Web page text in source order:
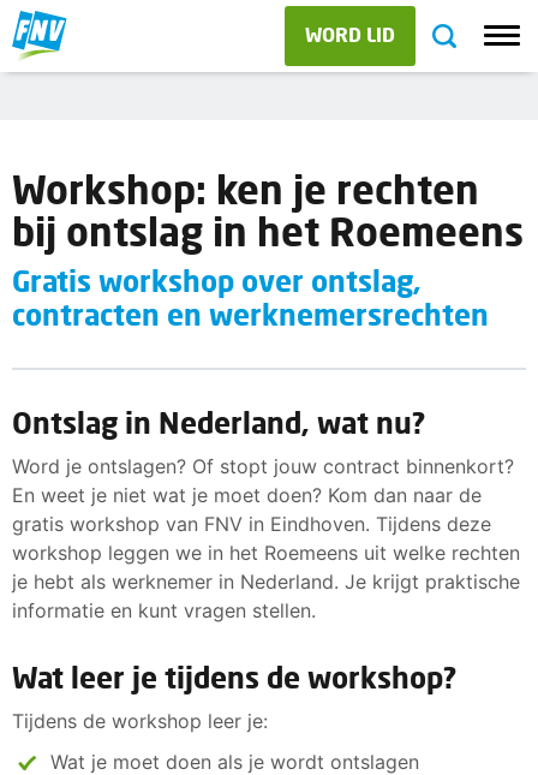
WORD LID
Workshop: ken je rechten
bij ontslag in het Roemeens
Gratis workshop over ontslag,
contracten en werknemersrechten
Ontslag in Nederland, wat nu?
Word je ontslagen? Of stopt jouw contract binnenkort?
En weet je niet wat je moet doen? Kom dan naar de
gratis workshop van FNV in Eindhoven. Tijdens deze
workshop leggen we in het Roemeens uit welke rechten
je hebt als werknemer in Nederland. Je krijgt praktische
informatie en kunt vragen stellen.
Wat leer je tijdens de workshop?
Tijdens de workshop leer je:
Wat je moet doen als je wordt ontslagen